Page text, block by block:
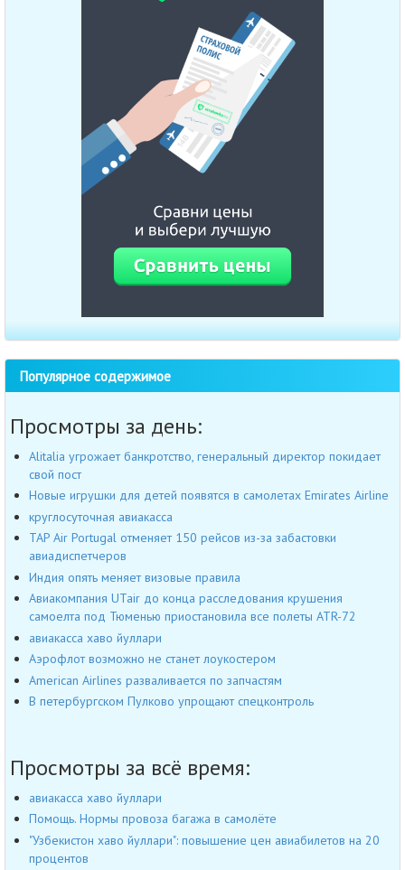
Популярное содержимое
Просмотры за день:
Alitalia угрожает банкротство, генеральный директор покидает
свой пост
Новые игрушки для детей появятся в самолетах Emirates Airline
круглосуточная авиакасса
TAP Air Portugal отменяет 150 рейсов из-за забастовки
авиадиспетчеров
Индия опять меняет визовые правила
Авиакомпания UTair до конца расследования крушения
самоелта под Тюменью приостановила все полеты ATR-72
авиакасса хаво йуллари
Аэрофлот возможно не станет лоукостером
American Airlines разваливается по запчастям
В петербургском Пулково упрощают спецконтроль
Просмотры за всё время:
авиакасса хаво йуллари
Помощь. Нормы провоза багажа в самолёте
"Узбекистон хаво йуллари": повышение цен авиабилетов на 20
процентов